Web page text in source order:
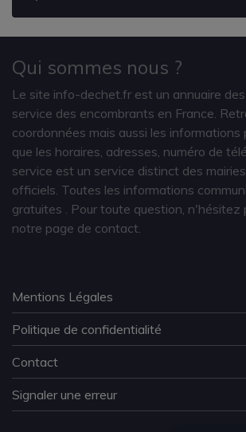
Qui sommes nous ?
Le site info-dechet.fr est un annuaire
service des encombrants en France.
coordonnées mais aussi les informations
que les horaires, adresses, numéro de
service est un service distinct des
officiels. Toutes les informations
gratuites
. Pour toute question, n'hésitez
notre page de contact.
Mentions Légales
Politique de confidentialité
Contact
Signaler une erreur